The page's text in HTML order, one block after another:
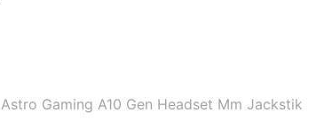
Astro Gaming A10 Gen Headset Mm Jackstik